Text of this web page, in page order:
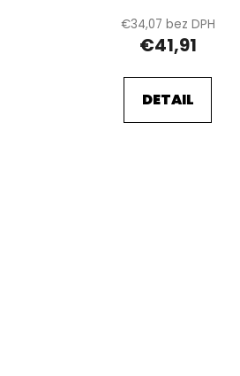
€34,07 bez DPH
€41,91
DETAIL